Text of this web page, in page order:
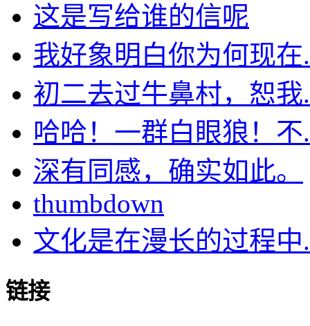
这是写给谁的信呢
我好象明白你为何现在
初二去过牛鼻村，恕我
哈哈！一群白眼狼！不
深有同感，确实如此。
thumbdown
文化是在漫长的过程中
链接